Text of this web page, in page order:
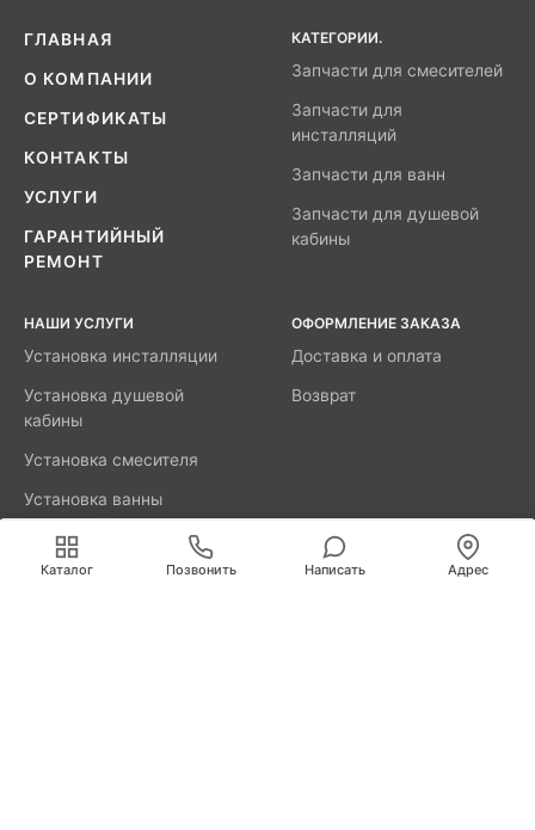
ГЛАВНАЯ
О КОМПАНИИ
СЕРТИФИКАТЫ
КОНТАКТЫ
УСЛУГИ
ГАРАНТИЙНЫЙ
РЕМОНТ
КАТЕГОРИИ.
Запчасти для смесителей
Запчасти для
инсталляций
Запчасти для ванн
Запчасти для душевой
кабины
НАШИ УСЛУГИ
Установка инсталляции
Установка душевой
кабины
Установка смесителя
Установка ванны
акриловой
ОФОРМЛЕНИЕ ЗАКАЗА
Доставка и оплата
Возврат
Каталог Позвонить Написать Адрес
Мы используем cookies для быстрой и удобной
работы сайта. Продолжая пользоваться сайтом, вы
принимаете условияобработки персональных данных.